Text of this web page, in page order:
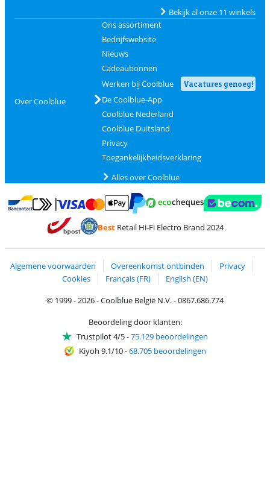
Bekijk al onze 11 winkels
Over Coolblue
Ons assortiment
Bedrijfswebsite
Nieuws
Cadeaubonnen
Werken bij Coolblue
Vacatures genoeg!
De Coolblue-App
Coolblue Nederland
Coolblue Duitsland
Privacy
Toegankelijkheidsverklaring
Alles over Coolblue
Betalen met Bancontact
Betalen met MasterCard en Visa via ClickToPay
Betalen met PayPal
BestRetail Hi-Fi Electro Brand 2024
Algemene voorwaarden Overeenkomst ontbinden
Privacy
Cookies
Français (FR)
English (EN)
© 1999 - 2026 - Coolblue België N.V. - 0867.686.774
Beoordeling door klanten:
Trustpilot 4/5-75.129 beoordelingen
Kiyoh 9.1/10-68.705 beoordelingen